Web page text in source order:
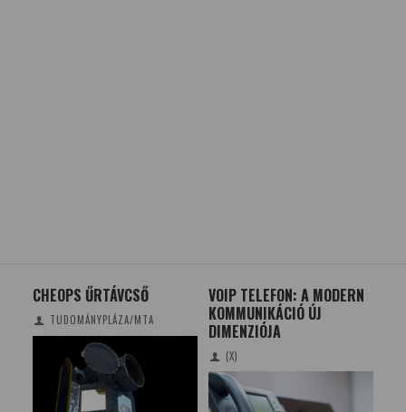
CHEOPS ŰRTÁVCSŐ
TUDOMÁNYPLÁZA/MTA
VOIP TELEFON: A MODERN
KOMMUNIKÁCIÓ ÚJ
DIMENZIÓJA
(X)